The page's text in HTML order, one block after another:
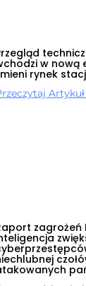
w nową
rynek
Artykuł
zagrożeń